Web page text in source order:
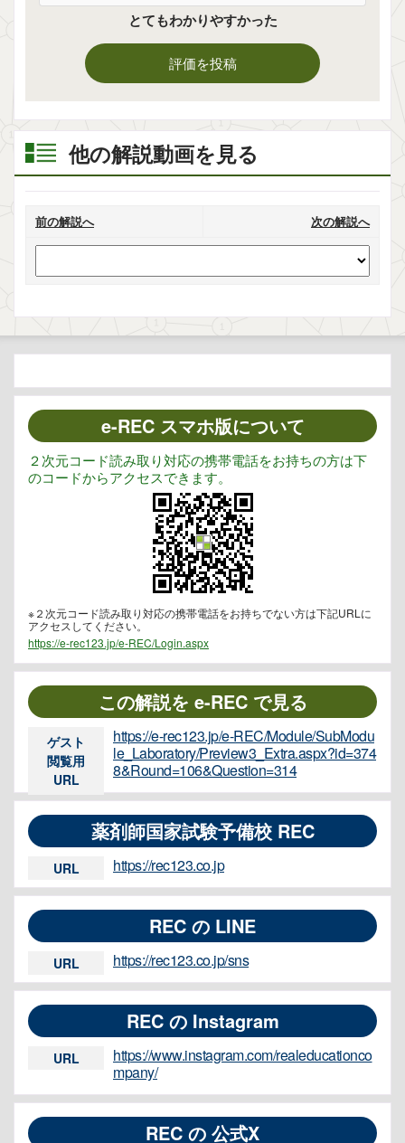
とてもわかりやすかった
評価を投稿
他の解説動画を見る
前の解説へ 次の解説へ
e-REC スマホ版について
２次元コード読み取り対応の携帯電話をお持ちの方は下
のコードからアクセスできます。
※２次元コード読み取り対応の携帯電話をお持ちでない方は下記URLに
アクセスしてください。
https://e-rec123.jp/e-REC/Login.aspx
この解説を e-REC で見る
ゲスト
閲覧用
URL
https://e-rec123.jp/e-REC/Module/SubModu
le_Laboratory/Preview3_Extra.aspx?id=374
8&Round=106&Question=314
薬剤師国家試験予備校 REC
URL https://rec123.co.jp
REC の LINE
URL https://rec123.co.jp/sns
REC の Instagram
URL
https://www.instagram.com/realeducationco
mpany/
REC の 公式X